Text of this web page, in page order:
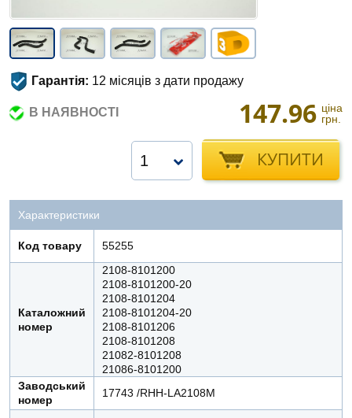
Гарантія: 12 місяців з дати продажу
В НАЯВНОСТІ 147.96 ціна
грн.
КУПИТИ
1
Характеристики
Код товару 55255
Каталожний
номер
2108-8101200
2108-8101200-20
2108-8101204
2108-8101204-20
2108-8101206
2108-8101208
21082-8101208
21086-8101200
Заводський
номер
17743 /RHH-LA2108М